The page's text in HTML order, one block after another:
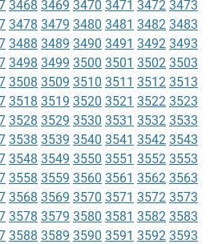
3468 3469 3470 3471 3472 3473
3478 3479 3480 3481 3482 3483
3488 3489 3490 3491 3492 3493
3498 3499 3500 3501 3502 3503
3508 3509 3510 3511 3512 3513
3518 3519 3520 3521 3522 3523
3528 3529 3530 3531 3532 3533
3538 3539 3540 3541 3542 3543
3548 3549 3550 3551 3552 3553
3558 3559 3560 3561 3562 3563
3568 3569 3570 3571 3572 3573
3578 3579 3580 3581 3582 3583
3588 3589 3590 3591 3592 3593